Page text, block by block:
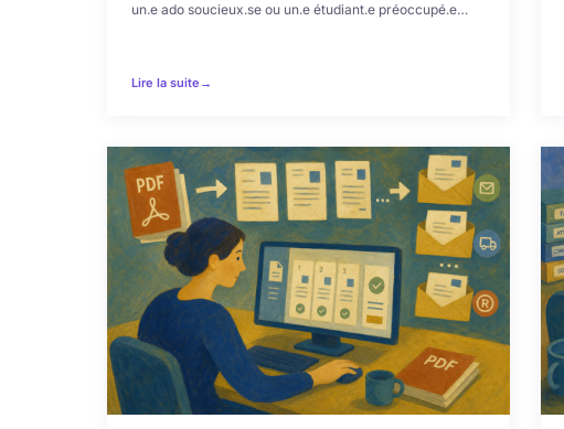
un.e ado soucieux.se ou un.e étudiant.e préoccupé.e…
Lire la suite →